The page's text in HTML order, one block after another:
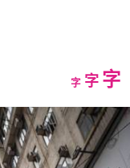
字Decrease
size.
字Reset
size.
字